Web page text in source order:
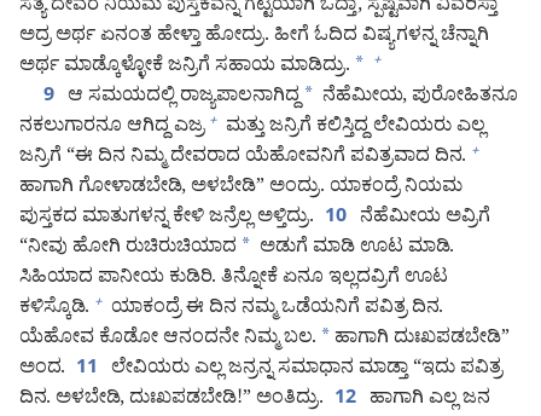
ಸತ್ಯ ದೇವರ ನಿಯಮ ಪುಸ್ತಕವನ್ನ ಗಟ್ಟಿಯಾಗಿ ಓದ್ತಾ, ಸ್ಪಷ್ಟವಾಗಿ ವಿವರಿಸ್ತಾ
ಅದ್ರ ಅರ್ಥ ಏನಂತ ಹೇಳ್ತಾ ಹೋದ್ರು. ಹೀಗೆ ಓದಿದ ವಿಷ್ಯಗಳನ್ನ ಚೆನ್ನಾಗಿ
ಅರ್ಥ ಮಾಡ್ಕೊಳ್ಳೋಕೆ ಜನ್ರಿಗೆ ಸಹಾಯ ಮಾಡಿದ್ರು. * +
9 ಆ ಸಮಯದಲ್ಲಿ ರಾಜ್ಯಪಾಲನಾಗಿದ್ದ * ನೆಹೆಮೀಯ, ಪುರೋಹಿತನೂ
ನಕಲುಗಾರನೂ ಆಗಿದ್ದ ಎಜ್ರ + ಮತ್ತು ಜನ್ರಿಗೆ ಕಲಿಸ್ತಿದ್ದ ಲೇವಿಯರು ಎಲ್ಲ
ಜನ್ರಿಗೆ “ಈ ದಿನ ನಿಮ್ಮ ದೇವರಾದ ಯೆಹೋವನಿಗೆ ಪವಿತ್ರವಾದ ದಿನ. +
ಹಾಗಾಗಿ ಗೋಳಾಡಬೇಡಿ, ಅಳಬೇಡಿ” ಅಂದ್ರು. ಯಾಕಂದ್ರೆ ನಿಯಮ
ಪುಸ್ತಕದ ಮಾತುಗಳನ್ನ ಕೇಳಿ ಜನ್ರೆಲ್ಲ ಅಳ್ತಿದ್ರು. 10 ನೆಹೆಮೀಯ ಅವ್ರಿಗೆ
“ನೀವು ಹೋಗಿ ರುಚಿರುಚಿಯಾದ * ಅಡುಗೆ ಮಾಡಿ ಊಟ ಮಾಡಿ.
ಸಿಹಿಯಾದ ಪಾನೀಯ ಕುಡಿರಿ. ತಿನ್ನೋಕೆ ಏನೂ ಇಲ್ಲದವ್ರಿಗೆ ಊಟ
ಕಳಿಸ್ಕೊಡಿ. + ಯಾಕಂದ್ರೆ ಈ ದಿನ ನಮ್ಮ ಒಡೆಯನಿಗೆ ಪವಿತ್ರ ದಿನ.
ಯೆಹೋವ ಕೊಡೋ ಆನಂದನೇ ನಿಮ್ಮ ಬಲ. * ಹಾಗಾಗಿ ದುಃಖಪಡಬೇಡಿ”
ಅಂದ. 11 ಲೇವಿಯರು ಎಲ್ಲ ಜನ್ರನ್ನ ಸಮಾಧಾನ ಮಾಡ್ತಾ “ಇದು ಪವಿತ್ರ
ದಿನ. ಅಳಬೇಡಿ, ದುಃಖಪಡಬೇಡಿ!” ಅಂತಿದ್ರು. 12 ಹಾಗಾಗಿ ಎಲ್ಲ ಜನ